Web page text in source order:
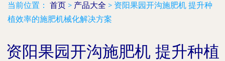
当前位置： 首页 > 产品大全 > 资阳果园开沟施肥机 提升种
植效率的施肥机械化解决方案
资阳果园开沟施肥机 提升种植